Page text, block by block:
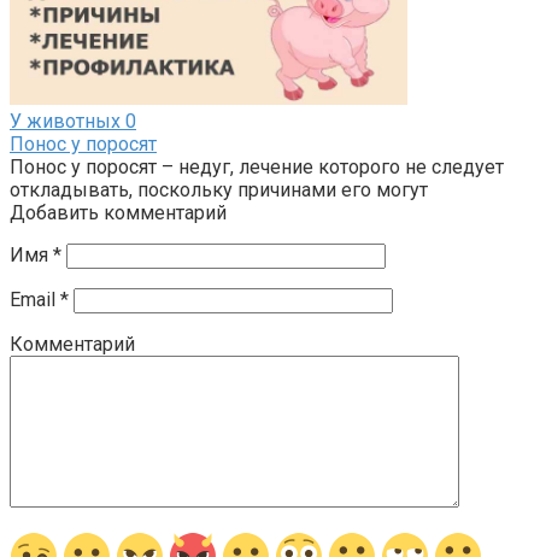
У животных 0
Понос у поросят
Понос у поросят – недуг, лечение которого не следует
откладывать, поскольку причинами его могут
Добавить комментарий
Имя *
Email *
Комментарий